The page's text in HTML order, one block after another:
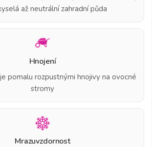
až neutrální zahradní půda
Hnojení
pomalu rozpustnými hnojivy na ovocné
stromy
Mrazuvzdornost